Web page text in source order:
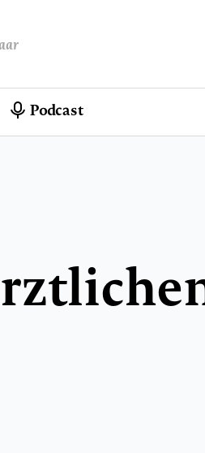
Podcast